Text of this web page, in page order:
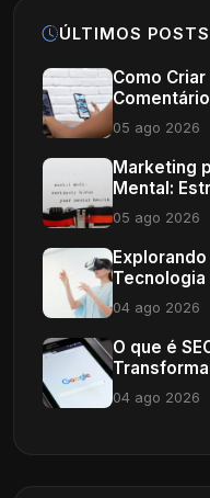
ÚLTIMOS POSTS
Como
05 ago 2026
Marketing
Mental:
05 ago 2026
Tecnologia
04 ago 2026
O que é
04 ago 2026